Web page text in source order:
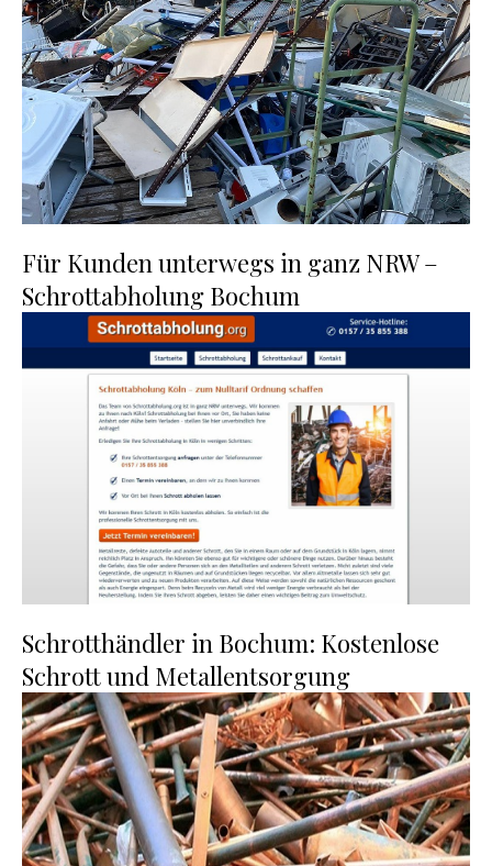
Für Kunden unterwegs in ganz NRW –
Schrottabholung Bochum
Schrotthändler in Bochum: Kostenlose
Schrott und Metallentsorgung